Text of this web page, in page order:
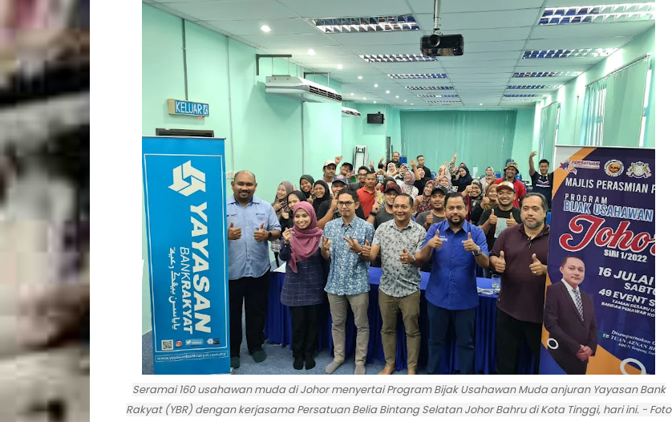
Seramai 160 usahawan muda di Johor menyertai Program Bijak Usahawan Muda anjuran Yayasan Bank
Rakyat (YBR) dengan kerjasama Persatuan Belia Bintang Selatan Johor Bahru di Kota Tinggi, hari ini. - Foto